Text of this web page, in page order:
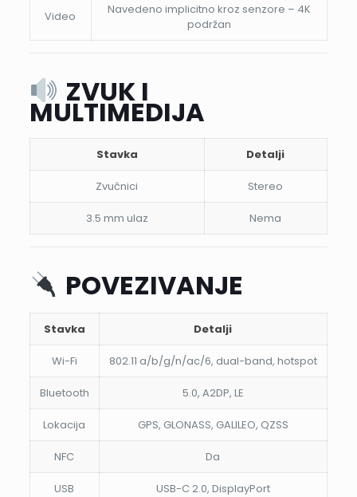
Video
Navedeno implicitno kroz senzore – 4K
podržan
ZVUK I
MULTIMEDIJA
Stavka Detalji
Zvučnici Stereo
3.5 mm ulaz Nema
POVEZIVANJE
Stavka Detalji
Wi-Fi 802.11 a/b/g/n/ac/6, dual-band, hotspot
Bluetooth 5.0, A2DP, LE
Lokacija GPS, GLONASS, GALILEO, QZSS
NFC Da
USB USB-C 2.0, DisplayPort